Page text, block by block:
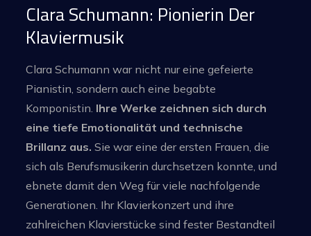
Clara Schumann: Pionierin Der
Klaviermusik
Clara Schumann war nicht nur eine gefeierte
Pianistin, sondern auch eine begabte
Komponistin. Ihre Werke zeichnen sich durch
eine tiefe Emotionalität und technische
Brillanz aus. Sie war eine der ersten Frauen, die
sich als Berufsmusikerin durchsetzen konnte, und
ebnete damit den Weg für viele nachfolgende
Generationen. Ihr Klavierkonzert und ihre
zahlreichen Klavierstücke sind fester Bestandteil